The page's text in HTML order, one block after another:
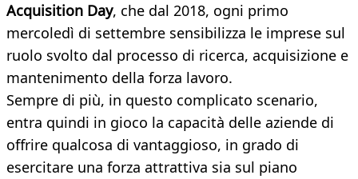
Acquisition Day, che dal 2018, ogni primo
mercoledì di settembre sensibilizza le imprese sul
ruolo svolto dal processo di ricerca, acquisizione e
mantenimento della forza lavoro.
Sempre di più, in questo complicato scenario,
entra quindi in gioco la capacità delle aziende di
offrire qualcosa di vantaggioso, in grado di
esercitare una forza attrattiva sia sul piano